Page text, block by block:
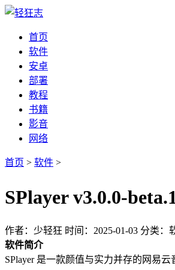
首页
软件
安卓
部署
教程
书籍
影音
网络
首页 > 软件 >
SPlayer v3.0.0-
作者：少轻狂 时间：2025-01-03 分类：
软件简介
SPlayer 是一款颜值与实力并存的网易